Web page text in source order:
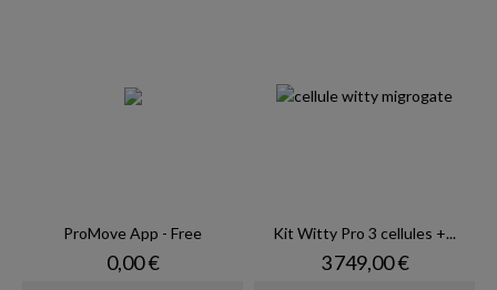
ProMove App - Free
Prix
0,00 €
Kit Witty Pro 3 cellules +...
Prix
3 749,00 €